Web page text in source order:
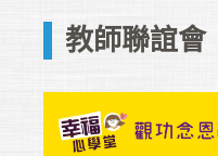
教師聯誼會